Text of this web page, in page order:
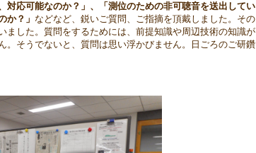
対応可能なのか？」、「測位のための非可聴音を送出してい
か？」 などなど、鋭いご質問、ご指摘を頂戴しました。その
ました。質問をするためには、前提知識や周辺技術の知識が
。そうでないと、質問は思い浮かびません。日ごろのご研鑽